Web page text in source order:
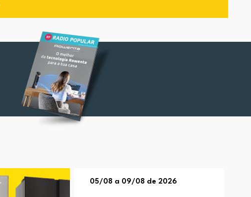
05/08 a 09/08 de 2026